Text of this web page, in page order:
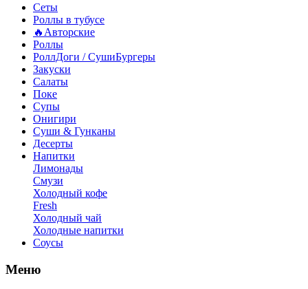
Сеты
Роллы в тубусе
🔥Авторские
Роллы
РоллДоги / СушиБургеры
Закуски
Салаты
Поке
Супы
Онигири
Суши & Гунканы
Десерты
Напитки
Лимонады
Смузи
Холодный кофе
Fresh
Холодный чай
Холодные напитки
Соусы
Меню